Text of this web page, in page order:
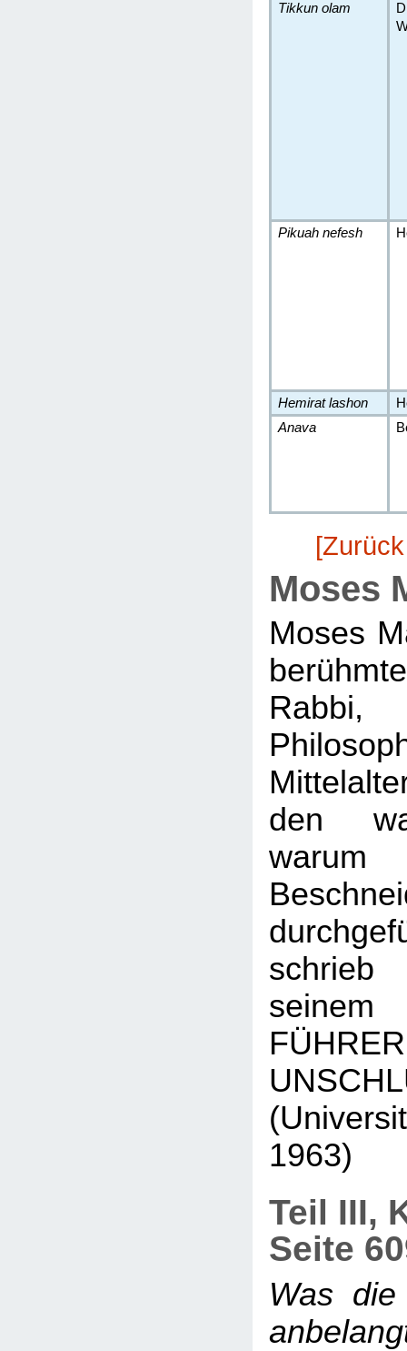
Tikkun olam
Pikuah nefesh
Hemirat lashon
Anava
Moses
Moses
den
1963)
Teil III,
Seite
Was die